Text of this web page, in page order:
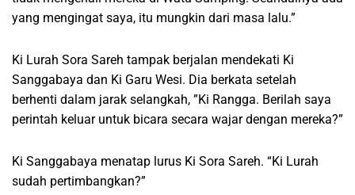
yang mengingat saya, itu mungkin dari masa lalu.”
Ki Lurah Sora Sareh tampak berjalan mendekati Ki
Sanggabaya dan Ki Garu Wesi. Dia berkata setelah
berhenti dalam jarak selangkah, ”Ki Rangga. Berilah saya
perintah keluar untuk bicara secara wajar dengan mereka?”
Ki Sanggabaya menatap lurus Ki Sora Sareh. “Ki Lurah
sudah pertimbangkan?”